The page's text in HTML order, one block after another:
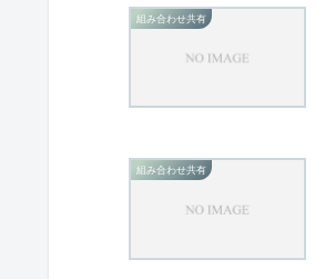
組み合わせ共有
組み合わせ共有